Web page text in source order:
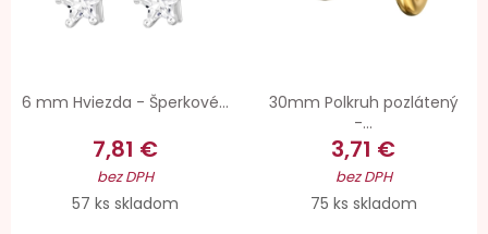
6 mm Hviezda - Šperkové...
7,81 €
bez DPH
57 ks skladom
30mm Polkruh pozlátený
-...
3,71 €
bez DPH
75 ks skladom